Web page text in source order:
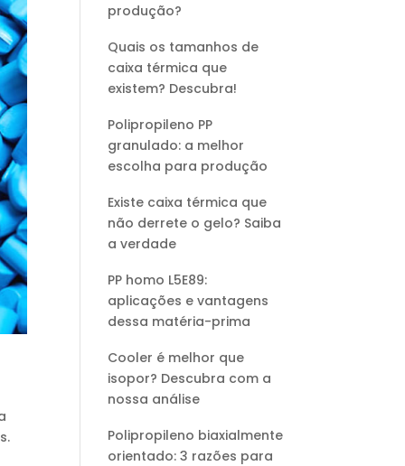
produção?
Quais os tamanhos de
caixa térmica que
existem? Descubra!
Polipropileno PP
granulado: a melhor
escolha para produção
Existe caixa térmica que
não derrete o gelo? Saiba
a verdade
PP homo L5E89:
aplicações e vantagens
dessa matéria-prima
Cooler é melhor que
isopor? Descubra com a
nossa análise
Polipropileno biaxialmente
orientado: 3 razões para